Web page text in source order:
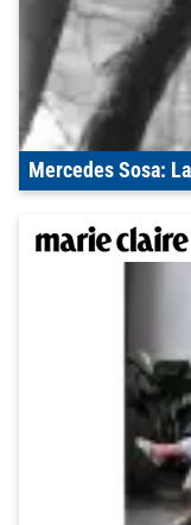
Mercedes Sosa: